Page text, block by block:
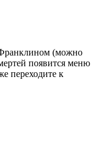
Франклином (можно
появится меню
переходите к